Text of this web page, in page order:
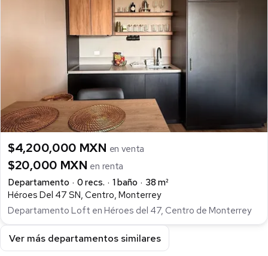
$4,200,000 MXN en venta
$20,000 MXN en renta
Departamento
0 recs. 1 baño
38 m²
Héroes Del 47 SN, Centro, Monterrey
Departamento Loft en Héroes del 47, Centro de Monterrey
Ver más departamentos similares